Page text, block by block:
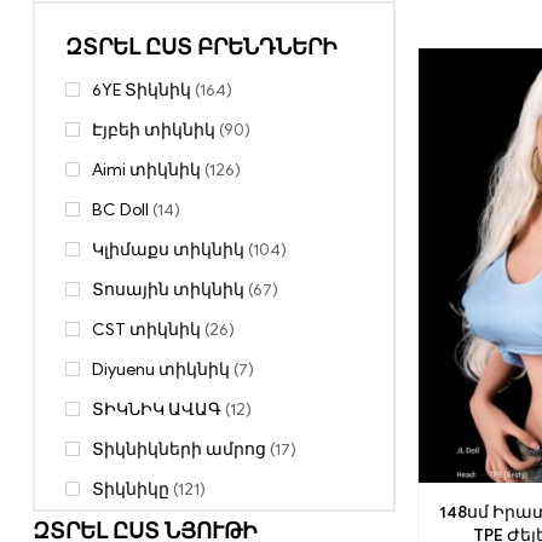
148սմ
TPE
ԶՏՐԵԼ ԸՍՏ ԲՐԵՆԴՆԵՐԻ
6YE Տիկնիկ (164)
Էյբեի տիկնիկ (90)
Aimi տիկնիկ (126)
BC Doll (14)
Կլիմաքս տիկնիկ (104)
Տոսային տիկնիկ (67)
CST տիկնիկ (26)
Diyuenu տիկնիկ (7)
ՏԻԿՆԻԿ ԱՎԱԳ (12)
Տիկնիկների ամրոց (17)
Տիկնիկը (121)
Կրակ տիկնիկ(49)
ԶՏՐԵԼ ԸՍՏ ՆՅՈՒԹԻ